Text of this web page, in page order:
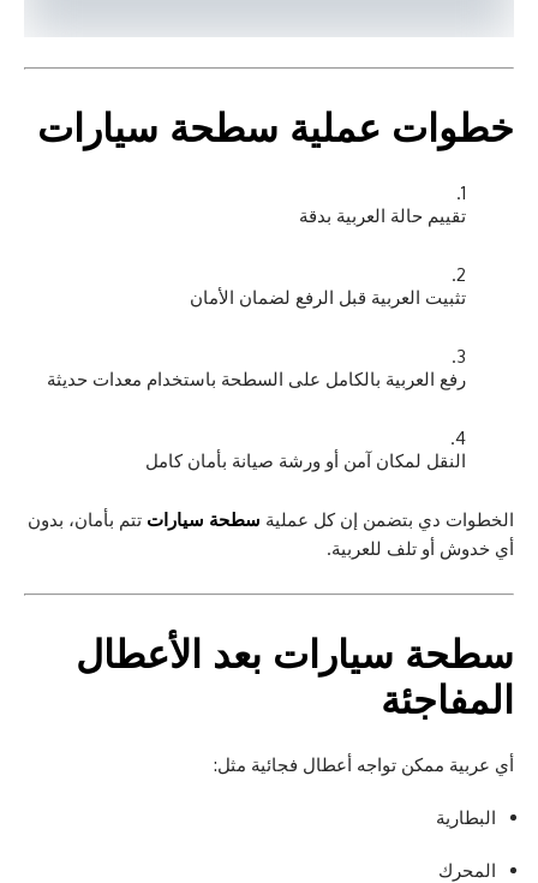
خطوات عملية سطحة سيارات
تقييم حالة العربية بدقة
تثبيت العربية قبل الرفع لضمان الأمان
رفع العربية بالكامل على السطحة باستخدام معدات حديثة
النقل لمكان آمن أو ورشة صيانة بأمان كامل
الخطوات دي بتضمن إن كل عملية سطحة سيارات تتم بأمان، بدون
أي خدوش أو تلف للعربية.
سطحة سيارات بعد الأعطال
المفاجئة
أي عربية ممكن تواجه أعطال فجائية مثل:
البطارية
المحرك